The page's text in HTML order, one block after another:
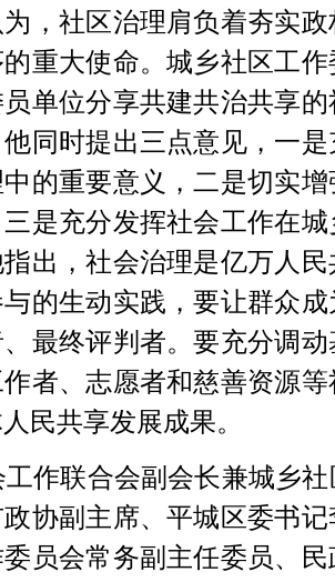
，社区治理肩负着夯实
重大使命。城乡社区工
单位分享共建共治共享
同时提出三点意见，一
的重要意义，二是切实
是充分发挥社会工作在
出，社会治理是亿万人
与的生动实践，要让群众
最终评判者。要充分调
者、志愿者和慈善资源
民共享发展成果。
工作联合会副会长兼城乡
协副主席、平城区委书
员会常务副主任委员、